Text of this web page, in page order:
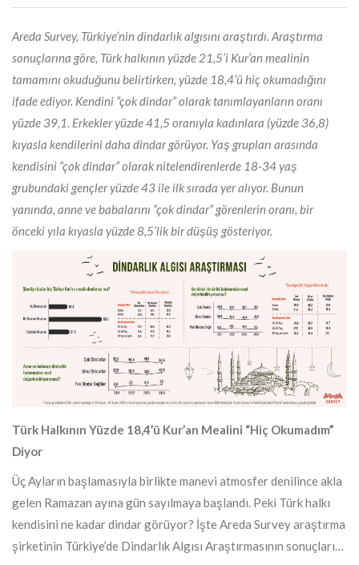
Areda Survey, Türkiye’nin dindarlık algısını araştırdı. Araştırma
sonuçlarına göre, Türk halkının yüzde 21,5’i Kur’an mealinin
tamamını okuduğunu belirtirken, yüzde 18,4’ü hiç okumadığını
ifade ediyor. Kendini “çok dindar” olarak tanımlayanların oranı
yüzde 39,1. Erkekler yüzde 41,5 oranıyla kadınlara (yüzde 36,8)
kıyasla kendilerini daha dindar görüyor. Yaş grupları arasında
kendisini “çok dindar” olarak nitelendirenlerde 18-34 yaş
grubundaki gençler yüzde 43 ile ilk sırada yer alıyor. Bunun
yanında, anne ve babalarını “çok dindar” görenlerin oranı, bir
önceki yıla kıyasla yüzde 8,5’lik bir düşüş gösteriyor.
Türk Halkının Yüzde 18,4’ü Kur’an Mealini “Hiç Okumadım”
Diyor
Üç Ayların başlamasıyla birlikte manevi atmosfer denilince akla
gelen Ramazan ayına gün sayılmaya başlandı. Peki Türk halkı
kendisini ne kadar dindar görüyor? İşte Areda Survey araştırma
şirketinin Türkiye’de Dindarlık Algısı Araştırmasının sonuçları…